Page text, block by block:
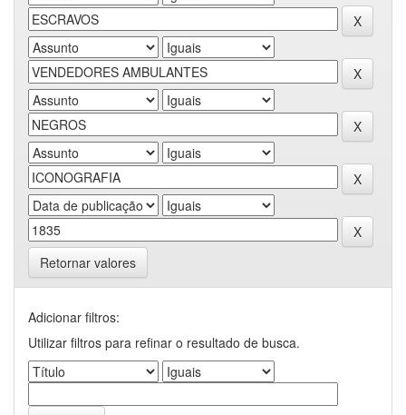
Retornar valores
Adicionar filtros:
Utilizar filtros para refinar o resultado de busca.